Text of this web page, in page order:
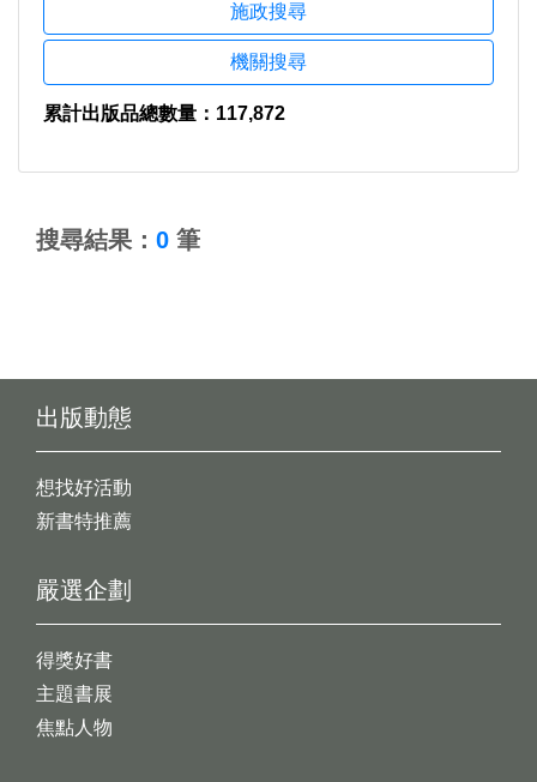
施政搜尋
機關搜尋
累計出版品總數量：117,872
搜尋結果： 0 筆
出版動態
想找好活動
新書特推薦
嚴選企劃
得獎好書
主題書展
焦點人物